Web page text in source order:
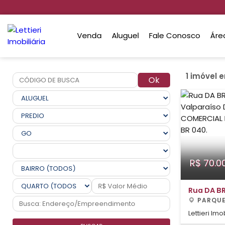
Venda Aluguel Fale Conosco
Ok 1 imóvel
R$
Rua DA
DE GOIÁS
Lettieri